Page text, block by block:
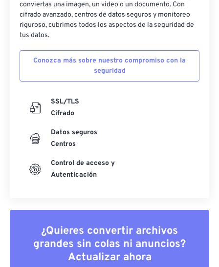
conviertas una imagen, un video o un documento. Con
cifrado avanzado, centros de datos seguros y monitoreo
riguroso, cubrimos todos los aspectos de la seguridad de
tus datos.
Conozca más sobre nuestro compromiso con la
seguridad
SSL/TLS
Cifrado
Datos seguros
Centros
Control de acceso y
Autenticación
¿Quieres convertir archivos
grandes sin colas ni anuncios?
Actualizar ahora